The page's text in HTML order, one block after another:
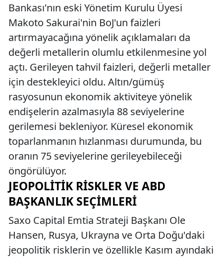
Bankası'nın eski Yönetim Kurulu Üyesi
Makoto Sakurai'nin BoJ'un faizleri
artırmayacağına yönelik açıklamaları da
değerli metallerin olumlu etkilenmesine yol
açtı. Gerileyen tahvil faizleri, değerli metaller
için destekleyici oldu. Altın/gümüş
rasyosunun ekonomik aktiviteye yönelik
endişelerin azalmasıyla 88 seviyelerine
gerilemesi bekleniyor. Küresel ekonomik
toparlanmanın hızlanması durumunda, bu
oranın 75 seviyelerine gerileyebileceği
öngörülüyor.
JEOPOLITIK RISKLER VE ABD
BAŞKANLIK SEÇIMLERI
Saxo Capital Emtia Strateji Başkanı Ole
Hansen, Rusya, Ukrayna ve Orta Doğu'daki
jeopolitik risklerin ve özellikle Kasım ayındaki